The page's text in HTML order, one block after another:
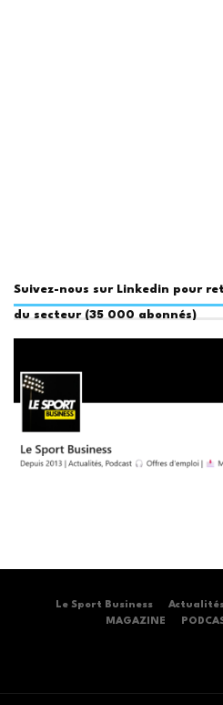
Suivez-nous sur Linkedin pour
du secteur (35 000 abonnés)
Le Sport Business
MAGAZINE